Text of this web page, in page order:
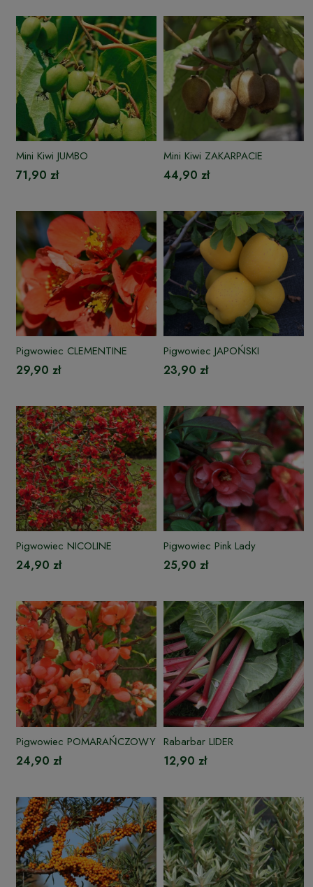
Mini Kiwi JUMBO
71,90 zł
Mini Kiwi ZAKARPACIE
44,90 zł
Pigwowiec CLEMENTINE
29,90 zł
Pigwowiec JAPOŃSKI
23,90 zł
Pigwowiec NICOLINE
24,90 zł
Pigwowiec Pink Lady
25,90 zł
Pigwowiec POMARAŃCZOWY
24,90 zł
Rabarbar LIDER
12,90 zł